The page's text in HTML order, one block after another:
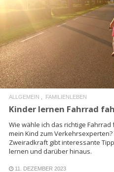
READ
ALLGEMEIN FAMILIENLEBEN
Kinder lernen Fahrrad
Wie wähle ich das richtige
mein Kind zum
Zweiradkraft gibt interessante
lernen und darüber hinaus.
11. DEZEMBER 2023